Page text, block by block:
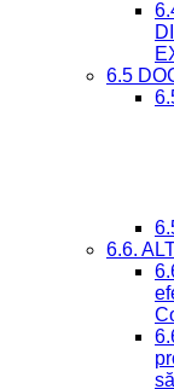
6.5
6.6.